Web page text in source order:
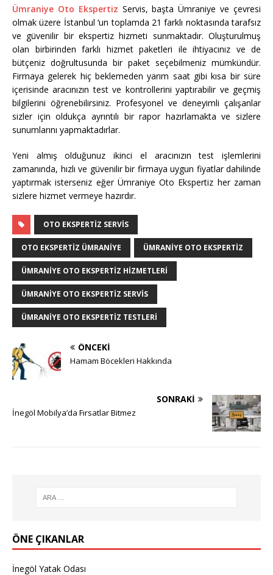
Ümraniye Oto Ekspertiz Servis, başta Ümraniye ve çevresi
olmak üzere İstanbul ‘un toplamda 21 farklı noktasında tarafsız
ve güvenilir bir ekspertiz hizmeti sunmaktadır. Oluşturulmuş
olan birbirinden farklı hizmet paketleri ile ihtiyacınız ve de
bütçeniz doğrultusunda bir paket seçebilmeniz mümkündür.
Firmaya gelerek hiç beklemeden yarım saat gibi kısa bir süre
içerisinde aracınızın test ve kontrollerini yaptırabilir ve geçmiş
bilgilerini öğrenebilirsiniz. Profesyonel ve deneyimli çalışanlar
sizler için oldukça ayrıntılı bir rapor hazırlamakta ve sizlere
sunumlarını yapmaktadırlar.
Yeni almış olduğunuz ikinci el aracınızın test işlemlerini
zamanında, hızlı ve güvenilir bir firmaya uygun fiyatlar dahilinde
yaptırmak isterseniz eğer Ümraniye Oto Ekspertiz her zaman
sizlere hizmet vermeye hazırdır.
OTO EKSPERTIZ SERVIS
OTO EKSPERTIZ ÜMRANIYE ÜMRANIYE OTO EKSPERTIZ
ÜMRANIYE OTO EKSPERTIZ HIZMETLERI
ÜMRANIYE OTO EKSPERTIZ SERVIS
ÜMRANIYE OTO EKSPERTIZ TESTLERI
ÖNCEKI
Hamam Böcekleri Hakkında
SONRAKI
İnegöl Mobilya’da Fırsatlar Bitmez
ÖNE ÇIKANLAR
İnegöl Yatak Odası